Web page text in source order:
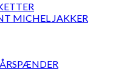
MICHEL JAKKER